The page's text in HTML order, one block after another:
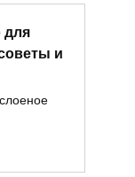
для
и